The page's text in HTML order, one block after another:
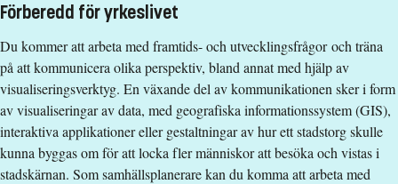
Förberedd för yrkeslivet
Du kommer att arbeta med framtids- och utvecklingsfrågor och träna
på att kommunicera olika perspektiv, bland annat med hjälp av
visualiseringsverktyg. En växande del av kommunikationen sker i form
av visualiseringar av data, med geografiska informationssystem (GIS),
interaktiva applikationer eller gestaltningar av hur ett stadstorg skulle
kunna byggas om för att locka fler människor att besöka och vistas i
stadskärnan. Som samhällsplanerare kan du komma att arbeta med